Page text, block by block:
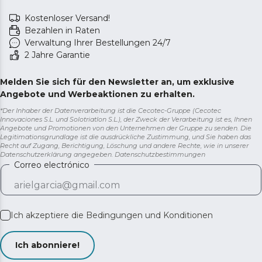
Kostenloser Versand!
Bezahlen in Raten
Verwaltung Ihrer Bestellungen 24/7
2 Jahre Garantie
Melden Sie sich für den Newsletter an, um exklusive
Angebote und Werbeaktionen zu erhalten.
*Der Inhaber der Datenverarbeitung ist die Cecotec-Gruppe (Cecotec
Innovaciones S.L. und Solotriatlon S.L.), der Zweck der Verarbeitung ist es, Ihnen
Angebote und Promotionen von den Unternehmen der Gruppe zu senden. Die
Legitimationsgrundlage ist die ausdrückliche Zustimmung, und Sie haben das
Recht auf Zugang, Berichtigung, Löschung und andere Rechte, wie in unserer
Datenschutzerklärung angegeben. Datenschutzbestimmungen
Correo electrónico
Ich akzeptiere die Bedingungen und Konditionen
Ich abonniere!